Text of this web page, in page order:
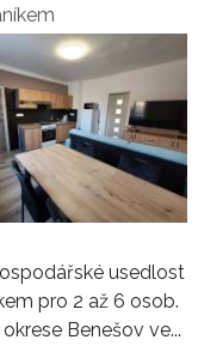
usedlost
pro 2 až 6 osob.
Benešov ve...